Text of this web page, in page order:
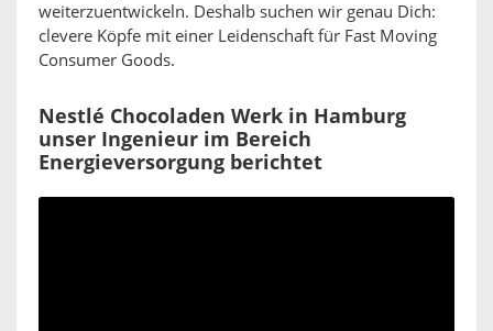
weiterzuentwickeln. Deshalb suchen wir genau Dich:
clevere Köpfe mit einer Leidenschaft für Fast Moving
Consumer Goods.
Nestlé Chocoladen Werk in Hamburg
unser Ingenieur im Bereich
Energieversorgung berichtet